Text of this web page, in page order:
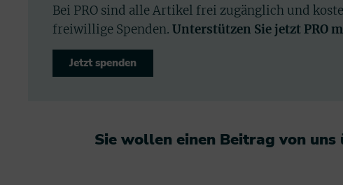
Bei PRO sind alle Artikel frei zugänglich und
freiwillige Spenden. Unterstützen Sie jetzt PRO
Jetzt spenden
Sie wollen einen Beitrag von uns